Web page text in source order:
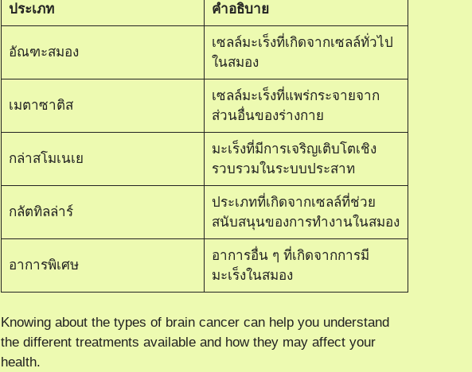
ประเภท คำอธิบาย
อัณฑะสมอง
เซลล์มะเร็งที่เกิดจากเซลล์ทั่วไป
ในสมอง
เมตาซาติส
เซลล์มะเร็งที่แพร่กระจายจาก
ส่วนอื่นของร่างกาย
กล่าสโมเนเย
มะเร็งที่มีการเจริญเติบโตเชิง
รวบรวมในระบบประสาท
กลัตทิลล่าร์
ประเภทที่เกิดจากเซลล์ที่ช่วย
สนับสนุนของการทำงานในสมอง
อาการพิเศษ
อาการอื่น ๆ ที่เกิดจากการมี
มะเร็งในสมอง
Knowing about the types of brain cancer can help you understand
the different treatments available and how they may affect your
health.